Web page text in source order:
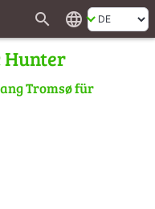
search language
Hunter
Tromsø für